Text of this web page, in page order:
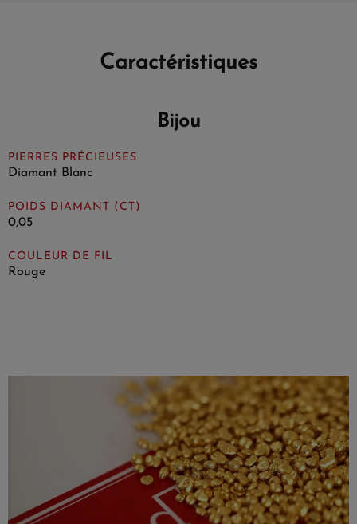
Caractéristiques
Bijou
PIERRES PRÉCIEUSES
Diamant Blanc
POIDS DIAMANT (CT)
0,05
COULEUR DE FIL
Rouge